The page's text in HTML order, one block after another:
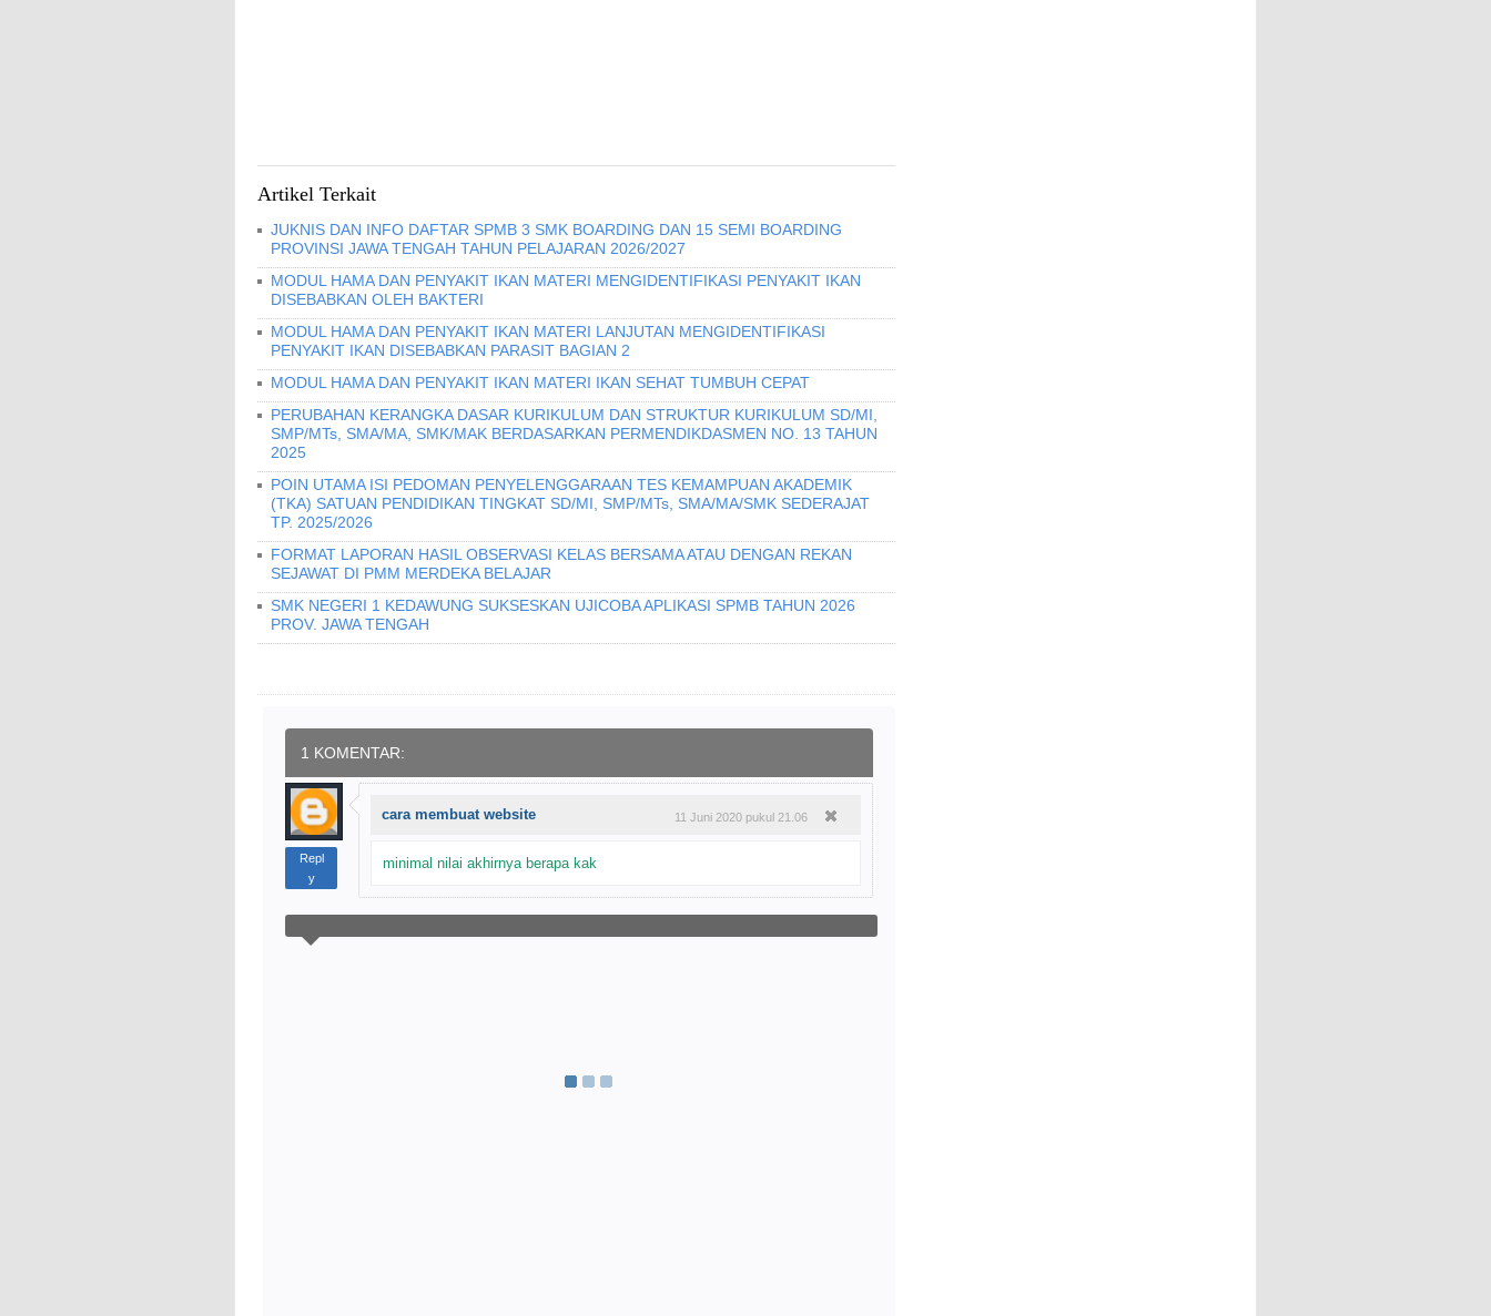
Artikel Terkait
JUKNIS DAN INFO DAFTAR SPMB 3 SMK BOARDING DAN 15 SEMI BOARDING
PROVINSI JAWA TENGAH TAHUN PELAJARAN 2026/2027
MODUL HAMA DAN PENYAKIT IKAN MATERI MENGIDENTIFIKASI PENYAKIT IKAN
DISEBABKAN OLEH BAKTERI
MODUL HAMA DAN PENYAKIT IKAN MATERI LANJUTAN MENGIDENTIFIKASI
PENYAKIT IKAN DISEBABKAN PARASIT BAGIAN 2
MODUL HAMA DAN PENYAKIT IKAN MATERI IKAN SEHAT TUMBUH CEPAT
PERUBAHAN KERANGKA DASAR KURIKULUM DAN STRUKTUR KURIKULUM SD/MI,
SMP/MTs, SMA/MA, SMK/MAK BERDASARKAN PERMENDIKDASMEN NO. 13 TAHUN
2025
POIN UTAMA ISI PEDOMAN PENYELENGGARAAN TES KEMAMPUAN AKADEMIK
(TKA) SATUAN PENDIDIKAN TINGKAT SD/MI, SMP/MTs, SMA/MA/SMK SEDERAJAT
TP. 2025/2026
FORMAT LAPORAN HASIL OBSERVASI KELAS BERSAMA ATAU DENGAN REKAN
SEJAWAT DI PMM MERDEKA BELAJAR
SMK NEGERI 1 KEDAWUNG SUKSESKAN UJICOBA APLIKASI SPMB TAHUN 2026
PROV. JAWA TENGAH
1 KOMENTAR:
Repl
y
cara membuat website 11 Juni 2020 pukul 21.06
minimal nilai akhirnya berapa kak